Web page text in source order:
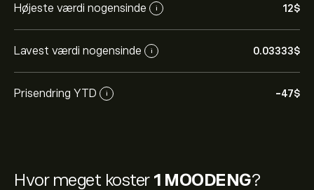
Hvor meget koster 1 MOODENG?
Højeste værdi nogensinde i 12‎$‎
Lavest værdi nogensinde i 0.03333‎$‎
Prisendring YTD i -47‎$‎